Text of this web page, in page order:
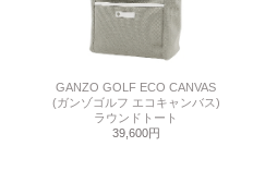
GANZO GOLF ECO CANVAS
(ガンゾゴルフ エコキャンバス)
ラウンドトート
39,600円